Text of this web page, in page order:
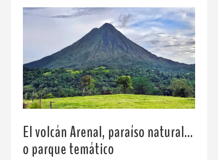
El volcán Arenal, paraíso natural…
o parque temático